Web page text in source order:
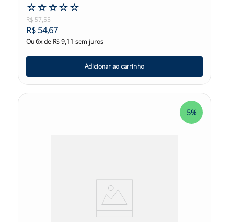
☆☆☆☆☆
R$57,55
R$ 54,67
Ou6x de R$9,11 sem juros
Adicionar ao carrinho
5%